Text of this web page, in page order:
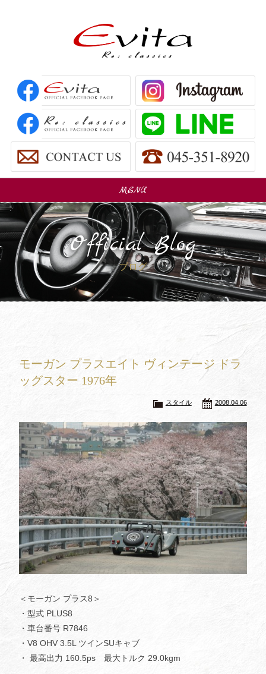
MENU
Car Sales
販売車
パーツ販売
Trade In
買取査定
会社概要
Recruit
採用情報
Official Blog
ブログ
モーガン プラスエイト ヴィンテージ ドラ
ッグスター 1976年
2008.04.06
スタイル
＜モーガン プラス8＞
・型式 PLUS8
・車台番号 R7846
・V8 OHV 3.5L ツインSUキャブ
・ 最高出力 160.5ps 最大トルク 29.0kgm